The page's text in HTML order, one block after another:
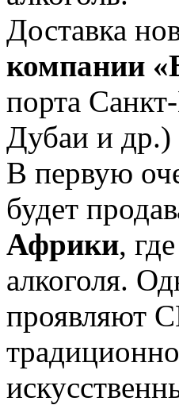
Доставка
компании
порта
Дубаи и др.)
В первую
будет
Африки,
алкоголя.
проявляют